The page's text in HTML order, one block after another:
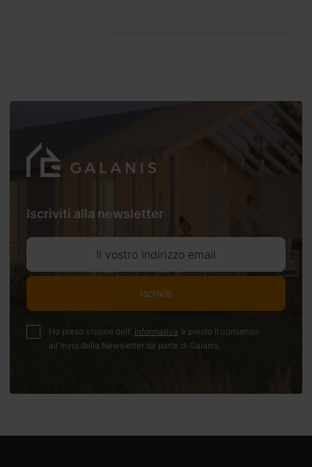
Iscriviti alla newsletter
Il vostro indirizzo email
Iscriviti
Ho preso visione dell' informativa e presto il consenso
all'invio della Newsletter da parte di Galanis